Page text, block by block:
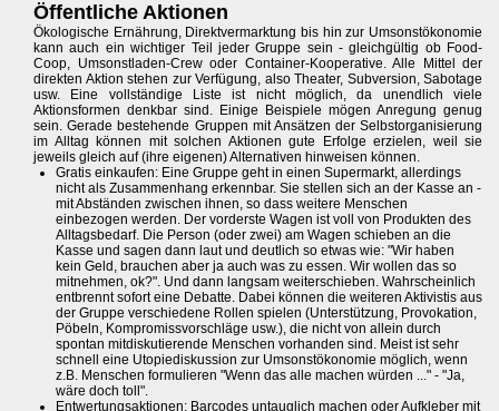
Öffentliche Aktionen
Ökologische Ernährung, Direktvermarktung bis hin zur Umsonstökonomie
kann auch ein wichtiger Teil jeder Gruppe sein - gleichgültig ob Food-
Coop, Umsonstladen-Crew oder Container-Kooperative. Alle Mittel der
direkten Aktion stehen zur Verfügung, also Theater, Subversion, Sabotage
usw. Eine vollständige Liste ist nicht möglich, da unendlich viele
Aktionsformen denkbar sind. Einige Beispiele mögen Anregung genug
sein. Gerade bestehende Gruppen mit Ansätzen der Selbstorganisierung
im Alltag können mit solchen Aktionen gute Erfolge erzielen, weil sie
jeweils gleich auf (ihre eigenen) Alternativen hinweisen können.
Gratis einkaufen: Eine Gruppe geht in einen Supermarkt, allerdings
nicht als Zusammenhang erkennbar. Sie stellen sich an der Kasse an -
mit Abständen zwischen ihnen, so dass weitere Menschen
einbezogen werden. Der vorderste Wagen ist voll von Produkten des
Alltagsbedarf. Die Person (oder zwei) am Wagen schieben an die
Kasse und sagen dann laut und deutlich so etwas wie: "Wir haben
kein Geld, brauchen aber ja auch was zu essen. Wir wollen das so
mitnehmen, ok?". Und dann langsam weiterschieben. Wahrscheinlich
entbrennt sofort eine Debatte. Dabei können die weiteren Aktivistis aus
der Gruppe verschiedene Rollen spielen (Unterstützung, Provokation,
Pöbeln, Kompromissvorschläge usw.), die nicht von allein durch
spontan mitdiskutierende Menschen vorhanden sind. Meist ist sehr
schnell eine Utopiediskussion zur Umsonstökonomie möglich, wenn
z.B. Menschen formulieren "Wenn das alle machen würden ..." - "Ja,
wäre doch toll".
Entwertungsaktionen: Barcodes untauglich machen oder Aufkleber mit